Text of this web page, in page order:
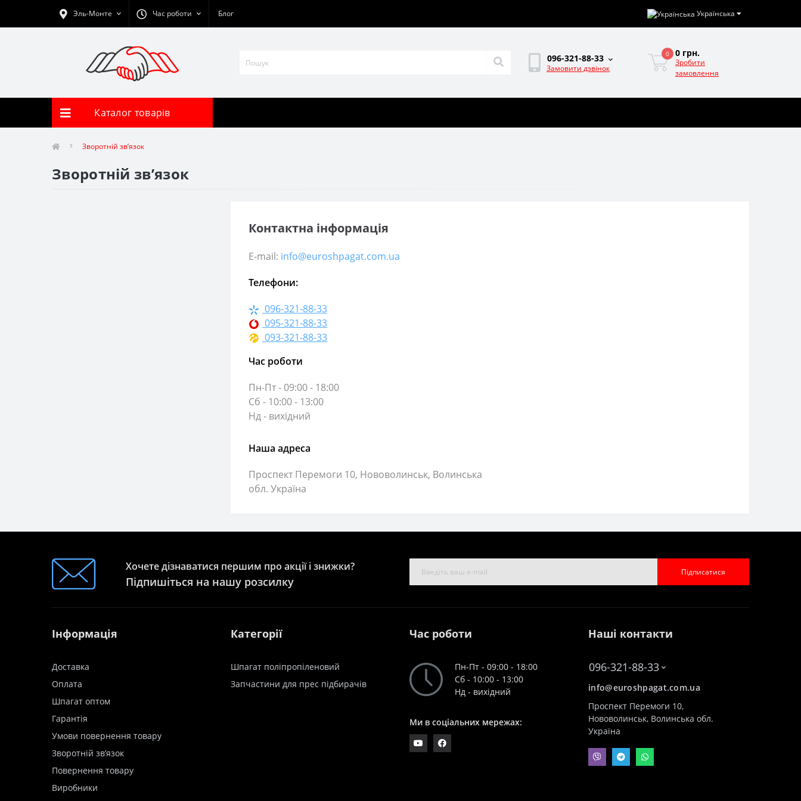
Эль-Монте Час роботи Блог Українська
096-321-88-33
Замовити дзвінок
0 0 грн.
Зробити
замовлення
Каталог товарів
Зворотній зв’язок
Зворотній зв’язок
Контактна інформація
E-mail: info@euroshpagat.com.ua
Телефони:
096-321-88-33
095-321-88-33
093-321-88-33
Час роботи
Пн-Пт - 09:00 - 18:00
Сб - 10:00 - 13:00
Нд - вихідний
Наша адреса
Проспект Перемоги 10, Нововолинськ, Волинська
обл. Україна
Хочете дізнаватися першим про акції і знижки?
Підпишіться на нашу розсилку
Підписатися
Інформація
Доставка
Оплата
Шпагат оптом
Гарантія
Умови повернення товару
Зворотній зв’язок
Повернення товару
Виробники
Категорії
Шпагат поліпропіленовий
Запчастини для прес підбирачів
Час роботи
Пн-Пт - 09:00 - 18:00
Сб - 10:00 - 13:00
Нд - вихідний
Ми в соціальних мережах:
Наші контакти
096-321-88-33
info@euroshpagat.com.ua
Проспект Перемоги 10,
Нововолинськ, Волинська обл.
Україна